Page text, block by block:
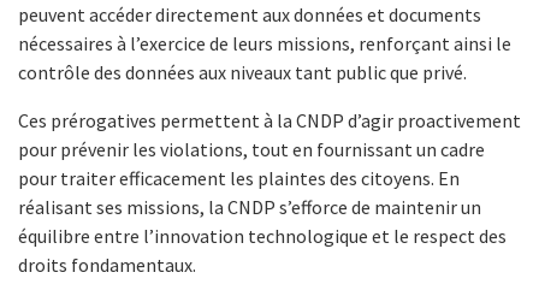
peuvent accéder directement aux données et documents
nécessaires à l’exercice de leurs missions, renforçant ainsi le
contrôle des données aux niveaux tant public que privé.
Ces prérogatives permettent à la CNDP d’agir proactivement
pour prévenir les violations, tout en fournissant un cadre
pour traiter efficacement les plaintes des citoyens. En
réalisant ses missions, la CNDP s’efforce de maintenir un
équilibre entre l’innovation technologique et le respect des
droits fondamentaux.